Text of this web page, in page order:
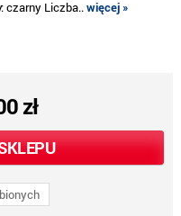
czarny Liczba..więcej »
zł